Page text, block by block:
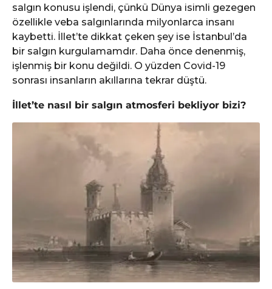
salgın konusu işlendi, çünkü Dünya isimli gezegen
özellikle veba salgınlarında milyonlarca insanı
kaybetti. İllet’te dikkat çeken şey ise İstanbul’da
bir salgın kurgulamamdır. Daha önce denenmiş,
işlenmiş bir konu değildi. O yüzden Covid-19
sonrası insanların akıllarına tekrar düştü.
İllet’te nasıl bir salgın atmosferi bekliyor bizi?